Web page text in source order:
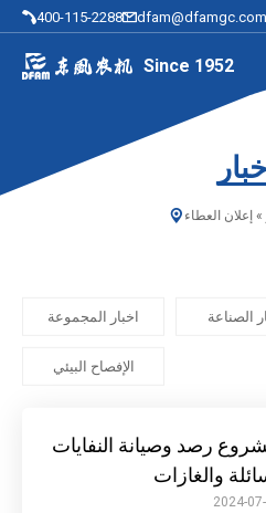
400-115-2288 dfam@dfamgc.com
Since 1952
»إعلان العطاء
اخبار المجموعة الصناعة
الإفصاح البيئي
رصد وصيانة النفايات
2024-